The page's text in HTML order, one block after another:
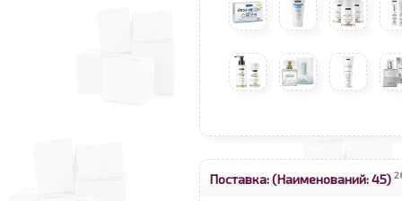
Поставка:(Наименований: 45)